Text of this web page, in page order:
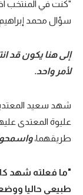
"كنت في المنتخب
سؤال محمد
إلى هنا يكون قد
لأمر واحد.
طريقهما،واسمحوا
"ما فعلته شهد
طبيعي حاليا